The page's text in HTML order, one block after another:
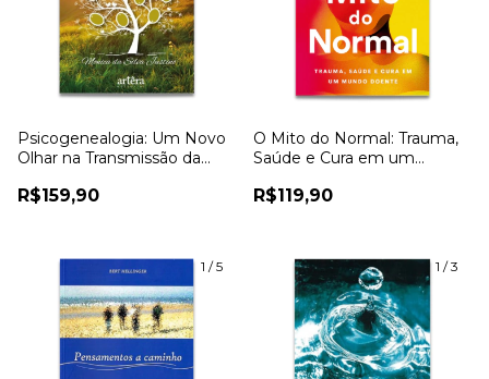
Psicogenealogia: Um Novo
Olhar na Transmissão da
da Silva Justino
R$159,90
O Mito do Normal: Trauma,
Saúde e Cura em um
Maté
R$119,90
1 /5 1 /3